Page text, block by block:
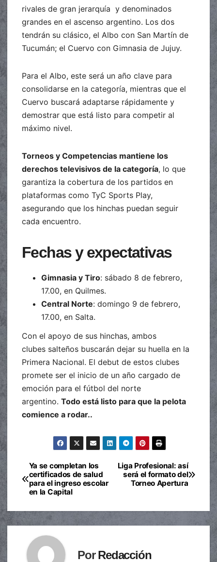
rivales de gran jerarquía y denominados
grandes en el ascenso argentino. Los dos
tendrán su clásico, el Albo con San Martín de
Tucumán; el Cuervo con Gimnasia de Jujuy.
Para el Albo, este será un año clave para
consolidarse en la categoría, mientras que el
Cuervo buscará adaptarse rápidamente y
demostrar que está listo para competir al
máximo nivel.
Torneos y Competencias mantiene los
derechos televisivos de la categoría, lo que
garantiza la cobertura de los partidos en
plataformas como TyC Sports Play,
asegurando que los hinchas puedan seguir
cada encuentro.
Fechas y expectativas
Gimnasia y Tiro: sábado 8 de febrero,
17.00, en Quilmes.
Central Norte: domingo 9 de febrero,
17.00, en Salta.
Con el apoyo de sus hinchas, ambos
clubes salteños buscarán dejar su huella en la
Primera Nacional. El debut de estos clubes
promete ser el inicio de un año cargado de
emoción para el fútbol del norte
argentino. Todo está listo para que la pelota
comience a rodar..
Navegación
de
entradas
Liga Profesional: así
será el formato del
Torneo Apertura
Ya se completan los
certificados de salud
para el ingreso escolar
en la Capital
PorRedacción